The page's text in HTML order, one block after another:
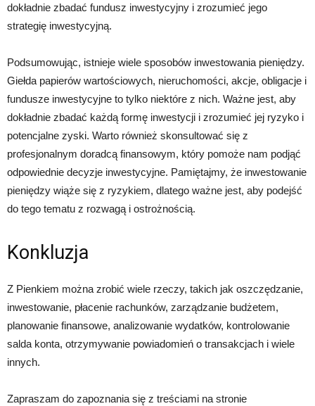
dokładnie zbadać fundusz inwestycyjny i zrozumieć jego
strategię inwestycyjną.
Podsumowując, istnieje wiele sposobów inwestowania pieniędzy.
Giełda papierów wartościowych, nieruchomości, akcje, obligacje i
fundusze inwestycyjne to tylko niektóre z nich. Ważne jest, aby
dokładnie zbadać każdą formę inwestycji i zrozumieć jej ryzyko i
potencjalne zyski. Warto również skonsultować się z
profesjonalnym doradcą finansowym, który pomoże nam podjąć
odpowiednie decyzje inwestycyjne. Pamiętajmy, że inwestowanie
pieniędzy wiąże się z ryzykiem, dlatego ważne jest, aby podejść
do tego tematu z rozwagą i ostrożnością.
Konkluzja
Z Pienkiem można zrobić wiele rzeczy, takich jak oszczędzanie,
inwestowanie, płacenie rachunków, zarządzanie budżetem,
planowanie finansowe, analizowanie wydatków, kontrolowanie
salda konta, otrzymywanie powiadomień o transakcjach i wiele
innych.
Zapraszam do zapoznania się z treściami na stronie